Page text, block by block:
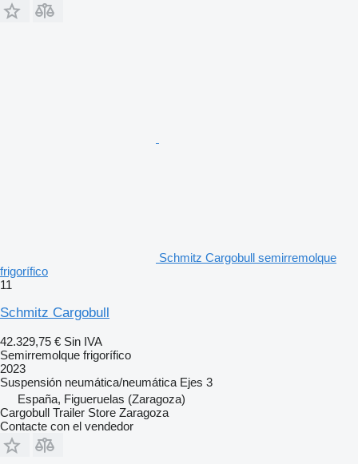
Schmitz Cargobull semirremolque
frigorífico
11
Schmitz Cargobull
42.329,75 € Sin IVA
Semirremolque frigorífico
2023
Suspensión neumática/neumática Ejes 3
España, Figueruelas (Zaragoza)
Cargobull Trailer Store Zaragoza
Contacte con el vendedor